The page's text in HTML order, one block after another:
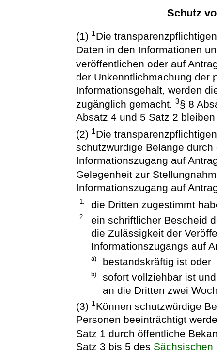
Schutz
(1) 1Die
Daten in den Informationen
veröffentlichen oder auf
der Unkenntlichmachung der
Informationsgehalt, werden
zugänglich gemacht.3§ 8
Absatz 4 und 5 Satz 2
(2) 1Die
schutzwürdige Belange
Informationszugang auf
Gelegenheit zur
Informationszugang auf
1. die Dritten zugestimmt
2.
ein schriftlicher Bescheid
die Zulässigkeit der
Informationszugangs auf
a) bestandskräftig ist oder
b)
sofort vollziehbar ist
an die Dritten zwei
(3) 1Können schutzwürdige
Personen beeinträchtigt
Satz 1 durch öffentliche
Satz 3 bis 5 des Sächsischen